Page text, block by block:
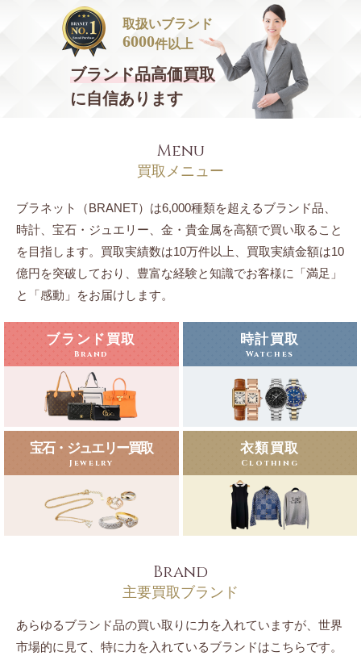
取扱いブランド
6000件以上
ブランド品高価買取
に自信あります
Menu
買取メニュー
ブラネット（BRANET）は6,000種類を超えるブランド品、
時計、宝石・ジュエリー、 金・貴金属を高額で買い取ること
を目指します。 買取実績数は10万件以上、買取実績金額は10
億円を突破しており、豊富な経験と知識でお客様に「満足」
と「感動」をお届けします。
ブランド買取
Brand
時計買取
Watches
宝石・ジュエリー買取
Jewelry
衣類買取
Clothing
Brand
主要買取ブランド
あらゆるブランド品の買い取りに力を入れていますが、世界
市場的に見て、特に力を入れているブランドはこちらです。